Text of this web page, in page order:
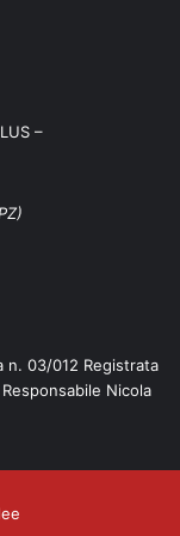
–
n. 03/012 Registrata
Nicola